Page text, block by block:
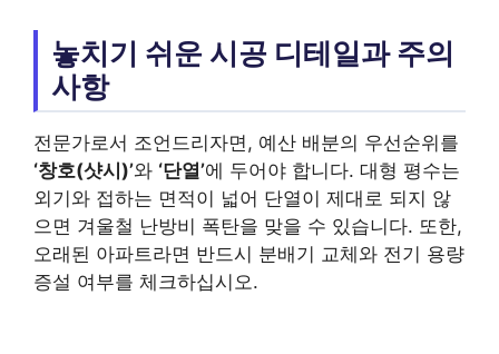
놓치기 쉬운 시공 디테일과 주의
사항
전문가로서 조언드리자면, 예산 배분의 우선순위를
‘창호(샷시)’와 ‘단열’에 두어야 합니다. 대형 평수는
외기와 접하는 면적이 넓어 단열이 제대로 되지 않
으면 겨울철 난방비 폭탄을 맞을 수 있습니다. 또한,
오래된 아파트라면 반드시 분배기 교체와 전기 용량
증설 여부를 체크하십시오.